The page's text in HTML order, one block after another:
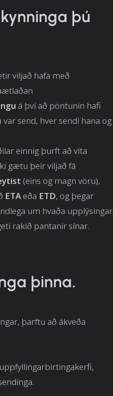
þú
viljað hafa með
á því að pöntunin hafi
send, hver sendi hana og
einnig þurft að vita
gætu þeir viljað fá
(eins og magn vöru),
ETA eða ETD, og þegar
um hvaða upplýsingar
rakið pantanir sínar.
þinna.
þarftu að ákveða